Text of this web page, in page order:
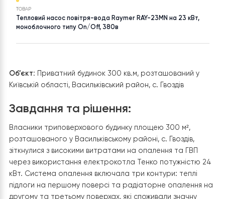
Тепловий насос повітря-вода Raymer RAY-23MN на 23 кВт,
моноблочного типу On/Off, 380в
Об’єкт: Приватний будинок 300 кв.м, розташований у
Київській області, Васильківський район, с. Гвоздів
Завдання та рішення:
Власники триповерхового будинку площею 300 м²,